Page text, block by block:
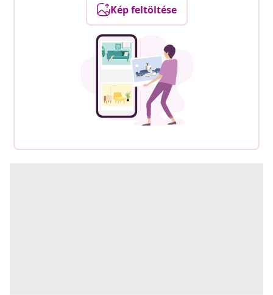
Kép feltöltése